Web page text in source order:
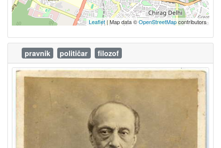
Leaflet| Map data ©OpenStreetMapcontributors
pravnik političar filozof